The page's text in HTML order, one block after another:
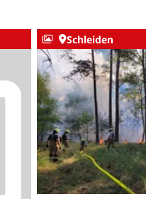
Schleiden